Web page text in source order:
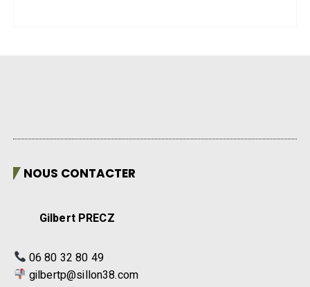
NOUS CONTACTER
Gilbert PRECZ
06 80 32 80 49
gilbertp@sillon38.com